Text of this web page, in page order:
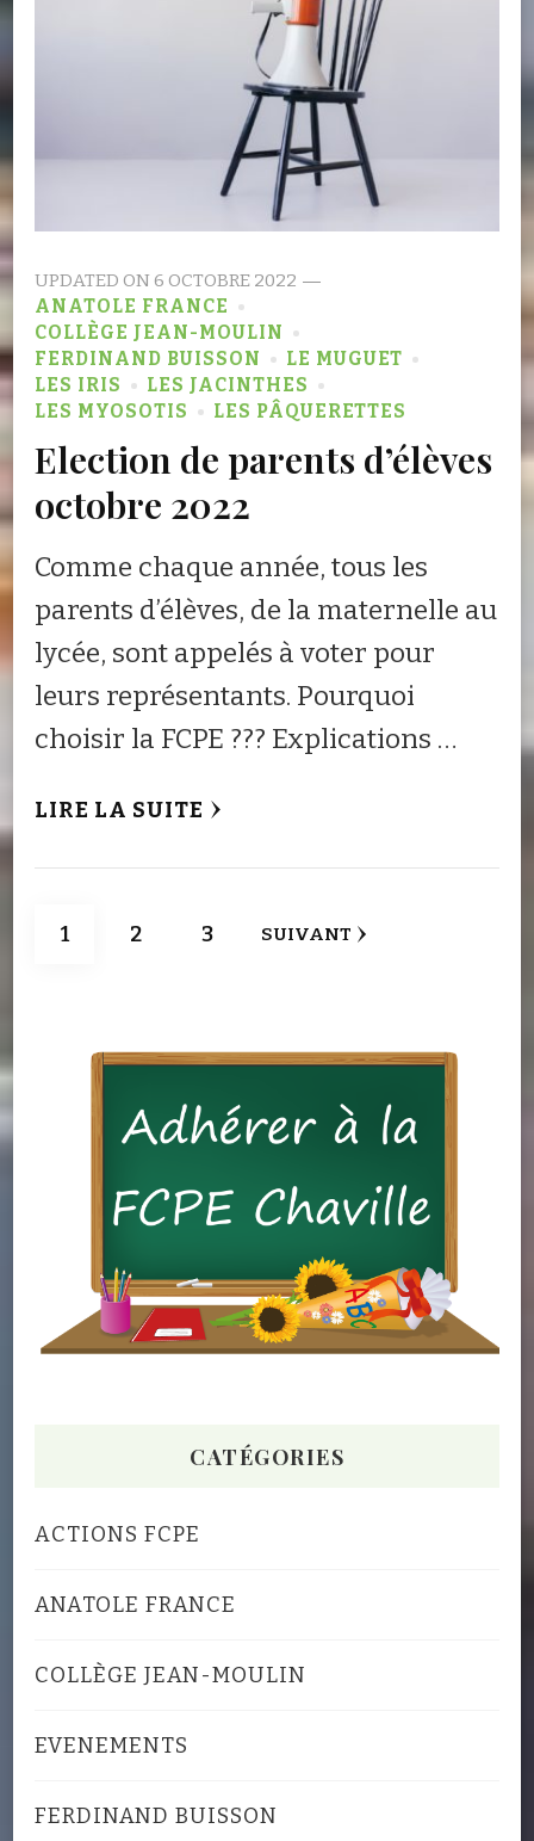
UPDATED ON 6 OCTOBRE 2022
ANATOLE FRANCE
COLLÈGE JEAN-MOULIN
FERDINAND BUISSON
LE MUGUET
LES IRIS
LES JACINTHES
LES MYOSOTIS
LES PÂQUERETTES
Election de parents d’élèves
octobre 2022
Comme chaque année, tous les
parents d’élèves, de la maternelle au
lycée, sont appelés à voter pour
leurs représentants. Pourquoi
choisir la FCPE ??? Explications …
LIRE LA SUITE
Pagination
publications
PAGE
1 PAGE
2 PAGE
3 SUIVANT
CATÉGORIES
ACTIONS FCPE
ANATOLE FRANCE
COLLÈGE JEAN-MOULIN
EVENEMENTS
FERDINAND BUISSON